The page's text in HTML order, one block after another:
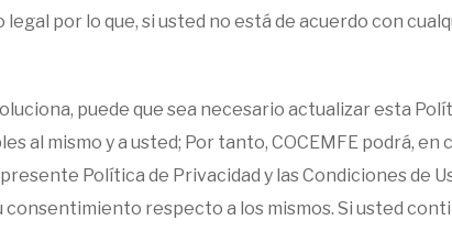
por lo que, si usted no está de acuerdo con
puede que sea necesario actualizar esta
al mismo y a usted; Por tanto, COCEMFE podrá,
Política de Privacidad y las Condiciones de
respecto a los mismos. Si usted